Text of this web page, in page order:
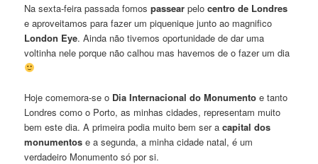
Na sexta-feira passada fomos passear pelocentro de Londres
e aproveitamos para fazer um piquenique junto ao magnifico
London Eye. Ainda não tivemos oportunidade de dar uma
voltinha nele porque não calhou mas havemos de o fazer um dia
Hoje comemora-se o Dia Internacional do Monumento e tanto
Londres como o Porto, as minhas cidades, representam muito
bem este dia. A primeira podia muito bem ser acapital dos
monumentos e a segunda, a minha cidade natal, é um
verdadeiro Monumento só por si.